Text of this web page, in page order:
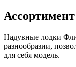
Надувные лодки
разнообразии,
для себя модель.